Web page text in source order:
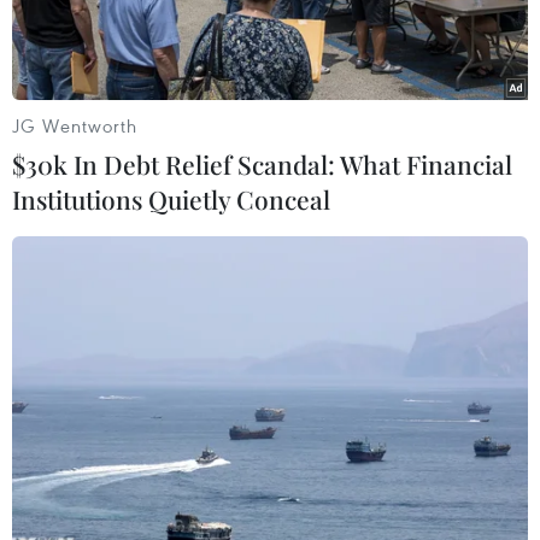
nhân.
Một vụ phóng thử tên lửa đạn đạo tầm ngắn tại địa điểm bí
mật của Triều Tiên. Ảnh minh họa. (Nguồn: AFP/TTXVN)
Ngày 30/5, một nhóm quốc gia ủng hộ Sáng kiến
An ninh chống phổ biến vũ khí hủy diệt hàng
JG Wentworth
$30k In Debt Relief Scandal: What Financial
Institutions Quietly Conceal